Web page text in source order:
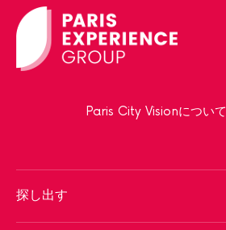
Paris City Visionについて
探し出す